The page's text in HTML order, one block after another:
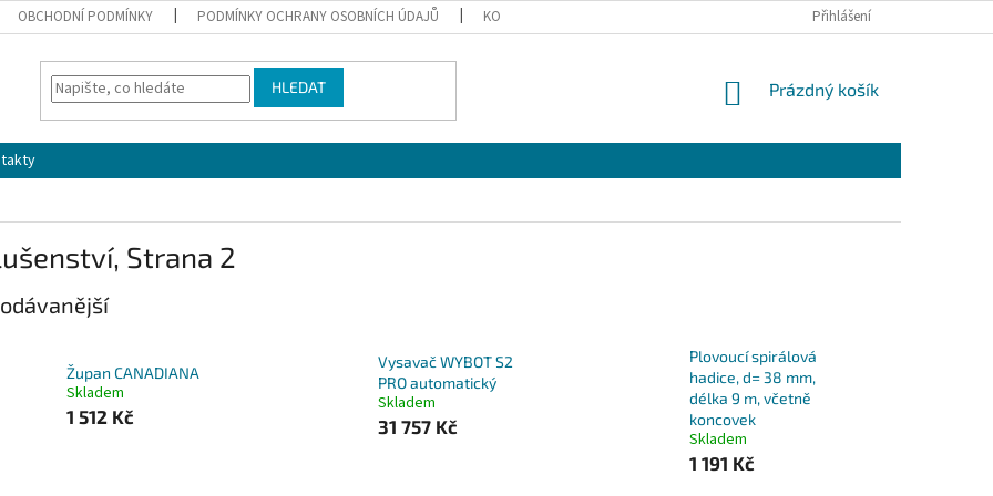
OBCHODNÍ PODMÍNKY PODMÍNKY OCHRANY OSOBNÍCH ÚDAJŮ KONTAKTY Přihlášení
HLEDAT
NÁKUPNÍ
Prázdný košík
, Strana 2
Župan CANADIANA
Skladem
1 512 Kč
Vysavač WYBOT S2
PRO automatický
Skladem
31 757 Kč
Plovoucí spirálová
hadice, d= 38 mm,
délka 9 m, včetně
koncovek
Skladem
1 191 Kč